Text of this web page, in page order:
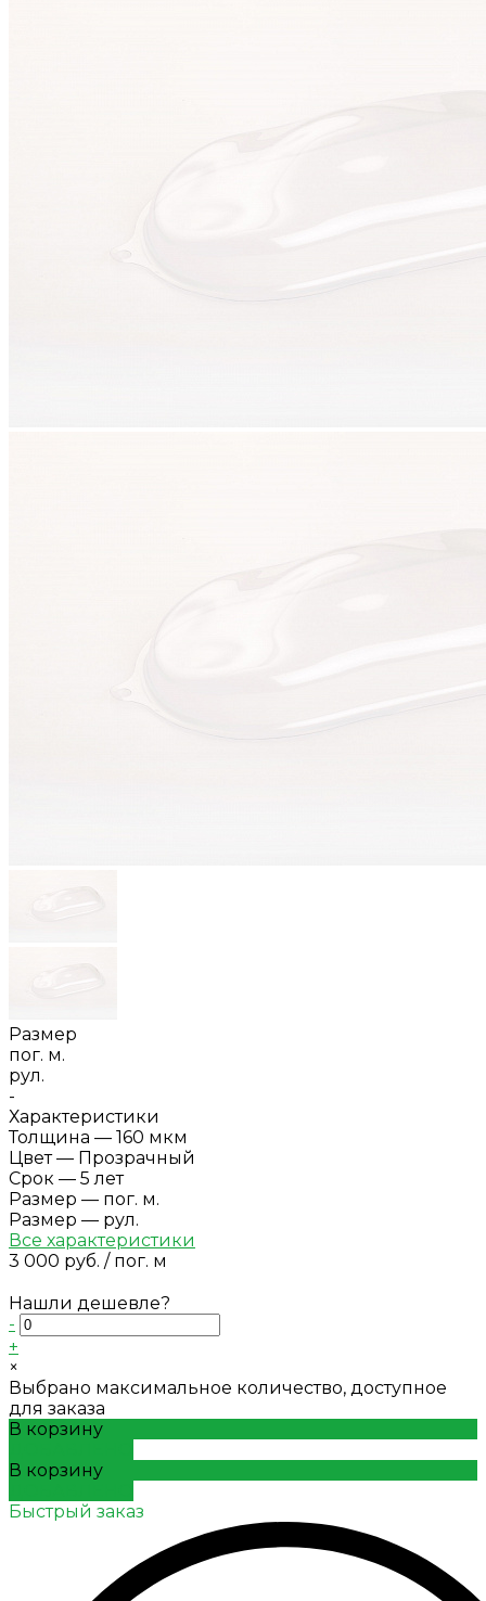
Размер
пог. м.
рул.
-
Характеристики
Толщина — 160 мкм
Цвет — Прозрачный
Срок — 5 лет
Размер — пог. м.
Размер — рул.
Все характеристики
3 000 руб. / пог. м
Нашли дешевле?
-
+
×
Выбрано максимальное количество, доступное
для заказа
В корзину
В корзину
Быстрый заказ